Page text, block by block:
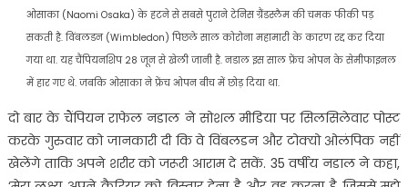
ओसाका (Naomi Osaka) के हटने से सबसे पुराने टेनिस ग्रैंडस्लैम की चमक फीकी पड़
सकती है. विंबलडन (Wimbledon) पिछले साल कोरोना महामारी के कारण रद्द कर दिया
गया था. यह चैंपियनशिप 28 जून से खेली जानी है. नडाल इस साल फ्रेंच ओपन के सेमीफाइनल
में हार गए थे. जबकि ओसाका ने फ्रेंच ओपन बीच में छोड़ दिया था.
दो बार के चैंपियन राफेल नडाल ने सोशल मीडिया पर सिलसिलेवार पोस्ट
करके गुरुवार को जानकारी दी कि वे विंबलडन और टोक्यो ओलंपिक नहीं
खेलेंगे ताकि अपने शरीर को जरूरी आराम दे सकें. 35 वर्षीय नडाल ने कहा,